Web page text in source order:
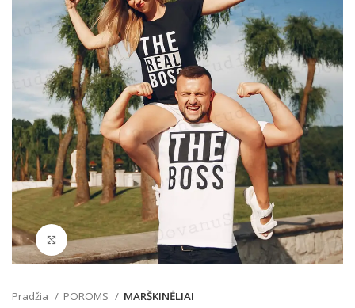
Padidinti
Pradžia POROMS MARŠKINĖLIAI